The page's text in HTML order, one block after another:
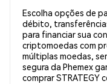
Escolha opções de
débito,
para financiar sua
criptomoedas com
múltiplas moedas,
segura da Phemex
comprar STRATEGY